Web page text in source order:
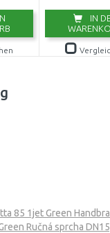
IN
85 1jet Green
Ručná sprcha